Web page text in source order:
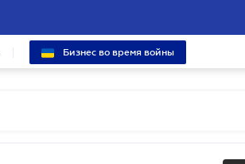
Бизнес во время войны